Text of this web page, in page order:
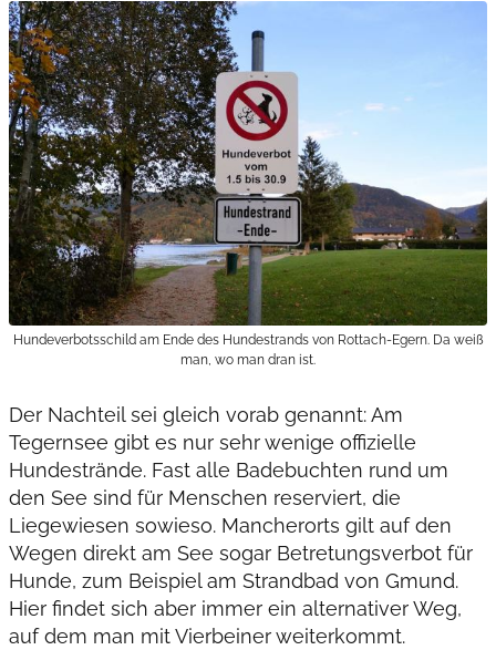
Hundeverbotsschild am Ende des Hundestrands von Rottach-Egern. Da weiß
man, wo man dran ist.
Der Nachteil sei gleich vorab genannt: Am
Tegernsee gibt es nur sehr wenige offizielle
Hundestrände. Fast alle Badebuchten rund um
den See sind für Menschen reserviert, die
Liegewiesen sowieso. Mancherorts gilt auf den
Wegen direkt am See sogar Betretungsverbot für
Hunde, zum Beispiel am Strandbad von Gmund.
Hier findet sich aber immer ein alternativer Weg,
auf dem man mit Vierbeiner weiterkommt.